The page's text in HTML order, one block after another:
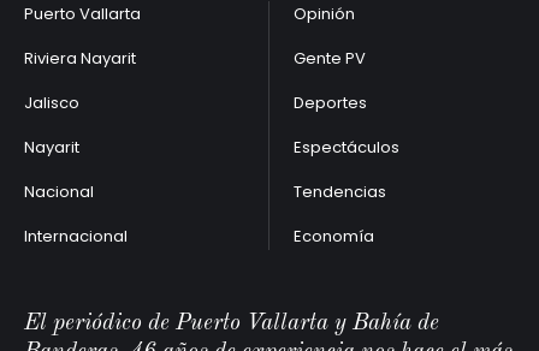
Puerto Vallarta
Riviera Nayarit
Jalisco
Nayarit
Nacional
Internacional
Opinión
Gente PV
Deportes
Espectáculos
Tendencias
Economía
El periódico de Puerto Vallarta y Bahía de